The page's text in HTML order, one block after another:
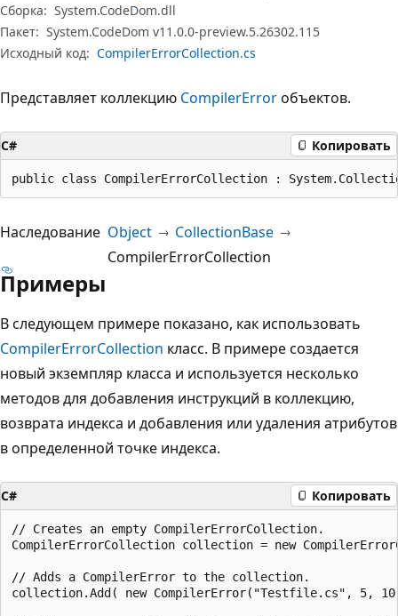
Сборка: System.CodeDom.dll
Пакет: System.CodeDom v11.0.0-preview.5.26302.115
Исходный код: CompilerErrorCollection.cs
Представляет коллекцию CompilerErrorобъектов.
C# Копировать
public class CompilerErrorCollection :
Наследование Object
CollectionBase
CompilerErrorCollection
Примеры
В следующем примере показано, как использовать
CompilerErrorCollection класс. В примере создается
новый экземпляр класса и используется несколько
методов для добавления инструкций в коллекцию,
возврата индекса и добавления или удаления атрибутов
в определенной точке индекса.
C# Копировать
// Creates an empty CompilerErrorCollection.
CompilerErrorCollection collection = new
// Adds a CompilerError to the collection.
collection.Add( new CompilerError("Testfile.cs", 5,